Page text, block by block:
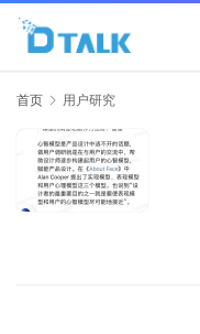
首页 用户研究